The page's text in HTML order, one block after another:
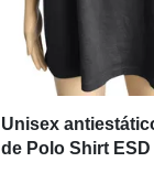
Unisex
de Polo Shirt